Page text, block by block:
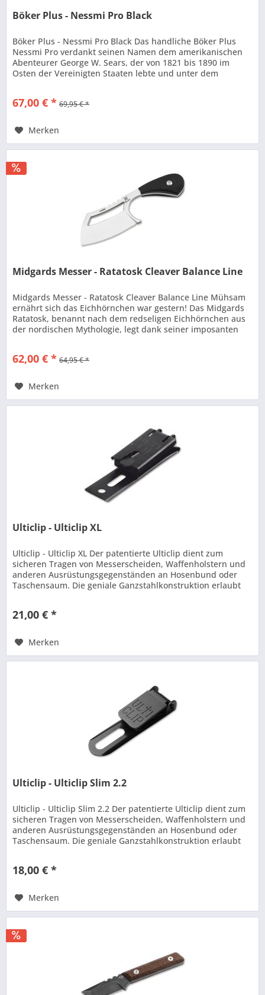
Böker Plus - Nessmi Pro Black
Böker Plus - Nessmi Pro Black Das handliche Böker Plus
Nessmi Pro verdankt seinen Namen dem amerikanischen
Abenteurer George W. Sears, der von 1821 bis 1890 im
Osten der Vereinigten Staaten lebte und unter dem
67,00 € * 69,95 € *
Merken
Midgards Messer - Ratatosk Cleaver Balance Line
Midgards Messer - Ratatosk Cleaver Balance Line Mühsam
ernährt sich das Eichhörnchen war gestern! Das Midgards
Ratatosk, benannt nach dem redseligen Eichhörnchen aus
der nordischen Mythologie, legt dank seiner imposanten
62,00 € * 64,95 € *
Merken
Ulticlip - Ulticlip XL
Ulticlip - Ulticlip XL Der patentierte Ulticlip dient zum
sicheren Tragen von Messerscheiden, Waffenholstern und
anderen Ausrüstungsgegenständen an Hosenbund oder
Taschensaum. Die geniale Ganzstahlkonstruktion erlaubt
21,00 € *
Merken
Ulticlip - Ulticlip Slim 2.2
Ulticlip - Ulticlip Slim 2.2 Der patentierte Ulticlip dient zum
sicheren Tragen von Messerscheiden, Waffenholstern und
anderen Ausrüstungsgegenständen an Hosenbund oder
Taschensaum. Die geniale Ganzstahlkonstruktion erlaubt
18,00 € *
Merken